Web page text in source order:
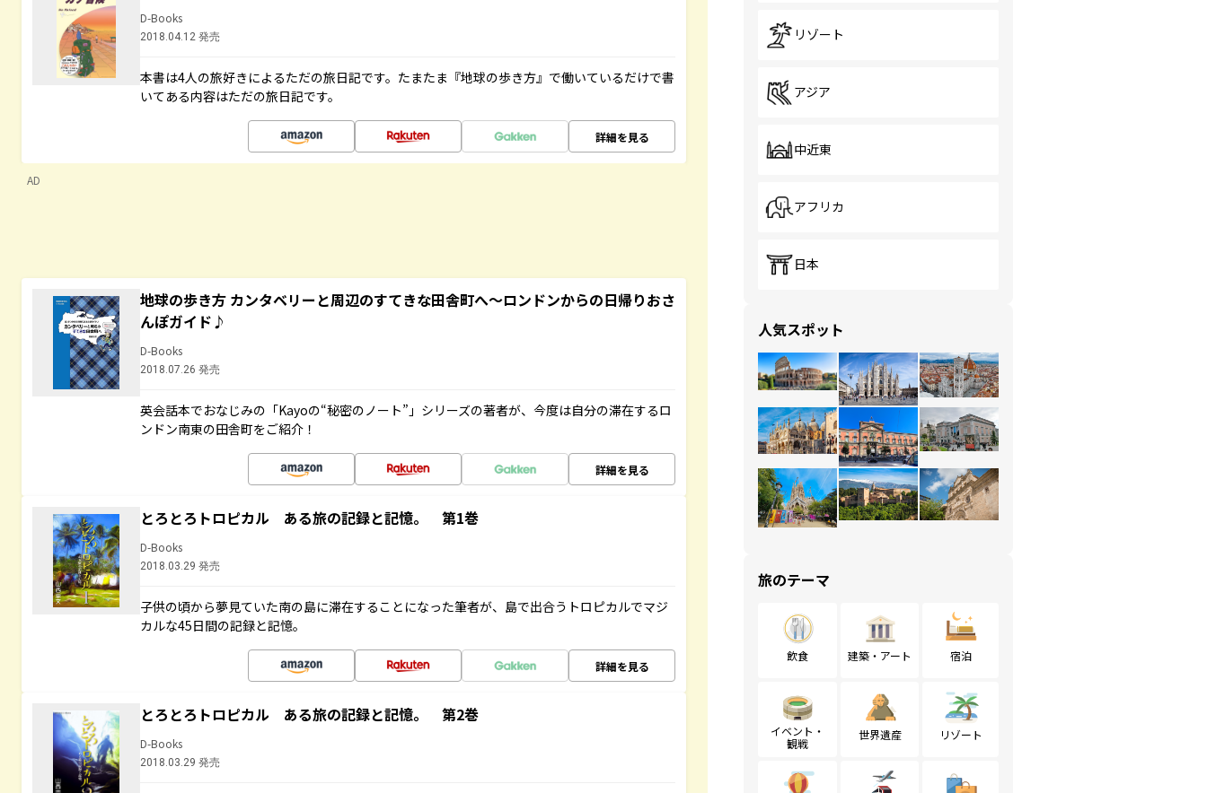
D-Books
2018.04.12 発売
本書は4人の旅好きによるただの旅日記です。たまたま『地球の歩き方』で働いているだけで書
いてある内容はただの旅日記です。
詳細を見る
AD
地球の歩き方 カンタベリーと周辺のすてきな田舎町へ～ロンドンからの日帰りおさ
んぽガイド♪
D-Books
2018.07.26 発売
英会話本でおなじみの「Kayoの“秘密のノート”」シリーズの著者が、今度は自分の滞在するロ
ンドン南東の田舎町をご紹介！
詳細を見る
とろとろトロピカル ある旅の記録と記憶。 第1巻
D-Books
2018.03.29 発売
子供の頃から夢見ていた南の島に滞在することになった筆者が、島で出合うトロピカルでマジ
カルな45日間の記録と記憶。
詳細を見る
とろとろトロピカル ある旅の記録と記憶。 第2巻
D-Books
2018.03.29 発売
リゾート
アジア
中近東
アフリカ
日本
人気スポット
旅のテーマ
飲食 建築・アート 宿泊
イベント・
観戦
世界遺産 リゾート